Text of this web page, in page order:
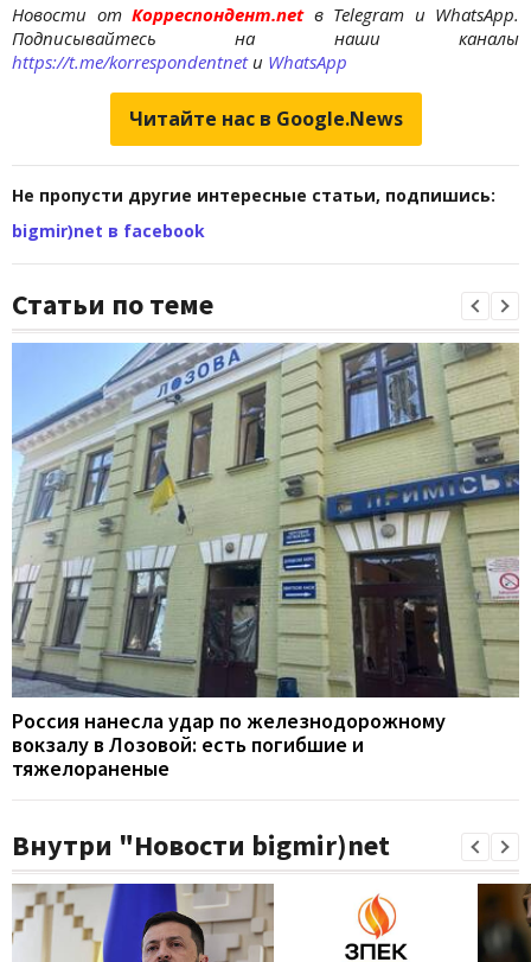
Новости отКорреспондент.net в Telegram и WhatsApp.
Подписывайтесь на наши каналы
https://t.me/korrespondentnetи WhatsApp
Читайте нас в Google.News
Не пропусти другие интересные статьи, подпишись:
bigmir)net в facebook
Статьи по теме
Россия нанесла удар по железнодорожному
вокзалу в Лозовой: есть погибшие и
тяжелораненые
Внутри "Новости bigmir)net